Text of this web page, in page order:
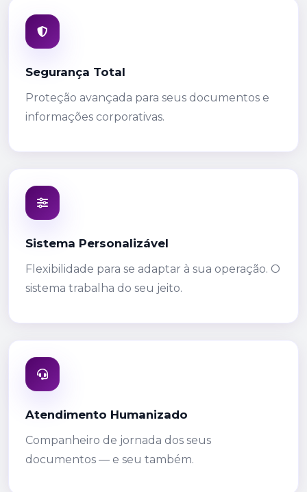
Segurança Total
Proteção avançada para seus documentos e
informações corporativas.
Sistema Personalizável
Flexibilidade para se adaptar à sua operação. O
sistema trabalha do seu jeito.
Atendimento Humanizado
Companheiro de jornada dos seus
documentos — e seu também.